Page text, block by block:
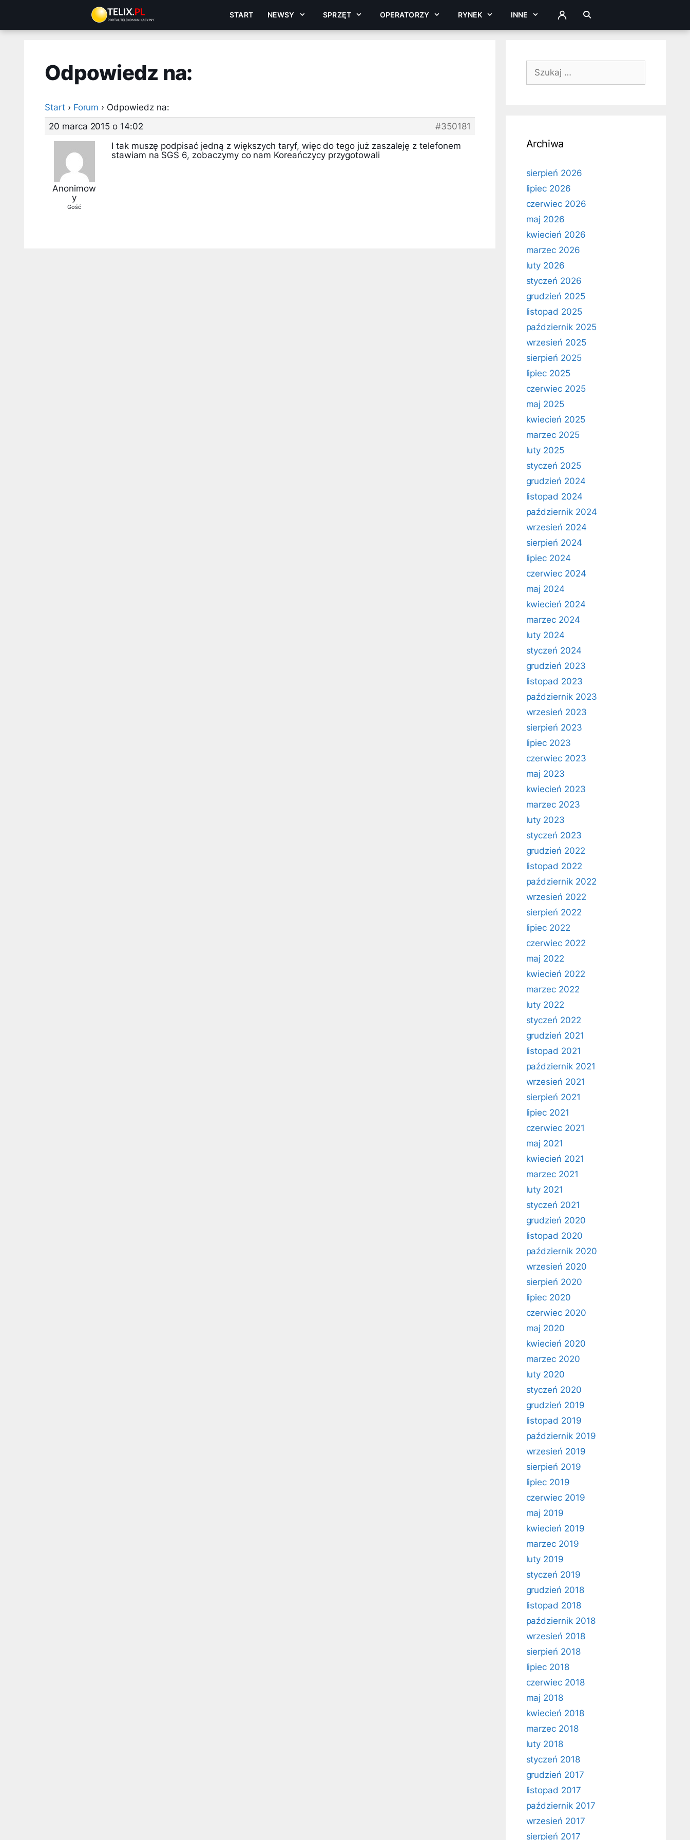
treści
START NEWSY SPRZĘT OPERATORZY RYNEK INNE ZALOGUJ
Odpowiedz na:
Start › Forum › Odpowiedz na:
20 marca 2015 o 14:02
#350181
Anonimow
y
Gość
I tak muszę podpisać jedną z większych taryf, więc do tego już zaszaleję z telefonem
stawiam na SGS 6, zobaczymy co nam Koreańczycy przygotowali
Szukaj:
Archiwa
sierpień 2026
lipiec 2026
czerwiec 2026
maj 2026
kwiecień 2026
marzec 2026
luty 2026
styczeń 2026
grudzień 2025
listopad 2025
październik 2025
wrzesień 2025
sierpień 2025
lipiec 2025
czerwiec 2025
maj 2025
kwiecień 2025
marzec 2025
luty 2025
styczeń 2025
grudzień 2024
listopad 2024
październik 2024
wrzesień 2024
sierpień 2024
lipiec 2024
czerwiec 2024
maj 2024
kwiecień 2024
marzec 2024
luty 2024
styczeń 2024
grudzień 2023
listopad 2023
październik 2023
wrzesień 2023
sierpień 2023
lipiec 2023
czerwiec 2023
maj 2023
kwiecień 2023
marzec 2023
luty 2023
styczeń 2023
grudzień 2022
listopad 2022
październik 2022
wrzesień 2022
sierpień 2022
lipiec 2022
czerwiec 2022
maj 2022
kwiecień 2022
marzec 2022
luty 2022
styczeń 2022
grudzień 2021
listopad 2021
październik 2021
wrzesień 2021
sierpień 2021
lipiec 2021
czerwiec 2021
maj 2021
kwiecień 2021
marzec 2021
luty 2021
styczeń 2021
grudzień 2020
listopad 2020
październik 2020
wrzesień 2020
sierpień 2020
lipiec 2020
czerwiec 2020
maj 2020
kwiecień 2020
marzec 2020
luty 2020
styczeń 2020
grudzień 2019
listopad 2019
październik 2019
wrzesień 2019
sierpień 2019
lipiec 2019
czerwiec 2019
maj 2019
kwiecień 2019
marzec 2019
luty 2019
styczeń 2019
grudzień 2018
listopad 2018
październik 2018
wrzesień 2018
sierpień 2018
lipiec 2018
czerwiec 2018
maj 2018
kwiecień 2018
marzec 2018
luty 2018
styczeń 2018
grudzień 2017
listopad 2017
październik 2017
wrzesień 2017
sierpień 2017